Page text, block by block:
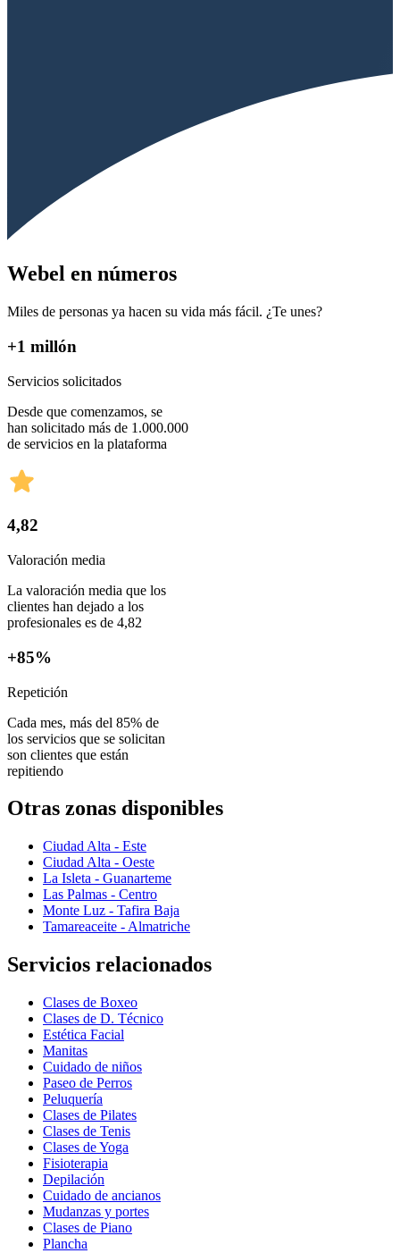
Webel en números
Miles de personas ya hacen su vida más fácil. ¿Te unes?
+1 millón
Servicios solicitados
Desde que comenzamos, se
han solicitado más de 1.000.000
de servicios en la plataforma
4,82
Valoración media
La valoración media que los
clientes han dejado a los
profesionales es de 4,82
+85%
Repetición
Cada mes, más del 85% de
los servicios que se solicitan
son clientes que están
repitiendo
Otras zonas disponibles
Ciudad Alta - Este
Ciudad Alta - Oeste
La Isleta - Guanarteme
Las Palmas - Centro
Monte Luz - Tafira Baja
Tamareaceite - Almatriche
Servicios relacionados
Clases de Boxeo
Clases de D. Técnico
Estética Facial
Manitas
Cuidado de niños
Paseo de Perros
Peluquería
Clases de Pilates
Clases de Tenis
Clases de Yoga
Fisioterapia
Depilación
Cuidado de ancianos
Mudanzas y portes
Clases de Piano
Plancha